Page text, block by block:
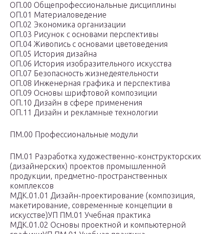
ОП.00 Общепрофессиональные дисциплины
ОП.01 Материаловедение
ОП.02 Экономика организации
ОП.03 Рисунок с основами перспективы
ОП.04 Живопись с основами цветоведения
ОП.05 История дизайна
ОП.06 История изобразительного искусства
ОП.07 Безопасность жизнедеятельности
ОП.08 Инженерная графика и перспектива
ОП.09 Основы шрифтовой композиции
ОП.10 Дизайн в сфере применения
ОП.11 Дизайн и рекламные технологии
ПМ.00 Профессиональные модули
ПМ.01 Разработка художественно-конструкторских
(дизайнерских) проектов промышленной
продукции, предметно-пространственных
комплексов
МДК.01.01 Дизайн-проектирование (композиция,
макетирование, современные концепции в
искусстве)УП ПМ.01 Учебная практика
МДК.01.02 Основы проектной и компьютерной